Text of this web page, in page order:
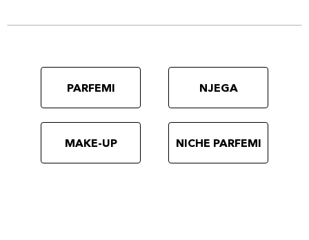
PARFEMI NJEGA
MAKE-UP NICHE PARFEMI